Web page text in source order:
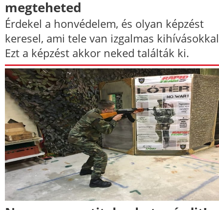
megteheted
Érdekel a honvédelem, és olyan képzést
keresel, ami tele van izgalmas
Ezt a képzést akkor neked találták ki.